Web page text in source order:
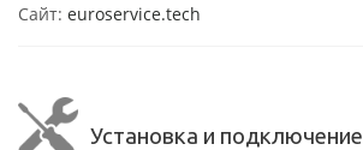
Сайт: euroservice.tech
Установка и подключение